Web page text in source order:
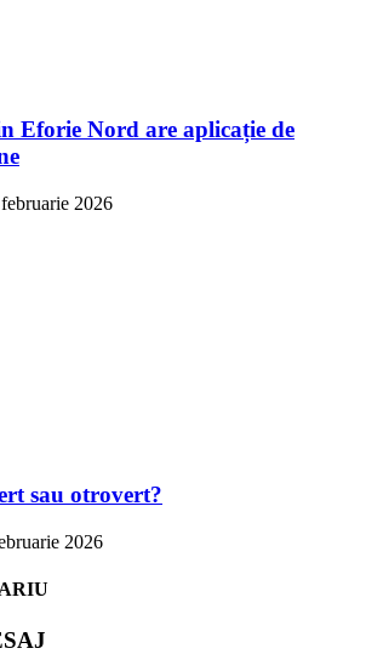
Eforie Nord are aplicație de
2026
sau otrovert?
2026